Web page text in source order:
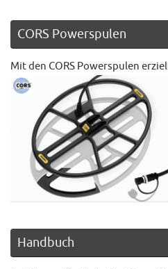
CORS Powerspulen
Mit den CORS Powerspulen
Handbuch